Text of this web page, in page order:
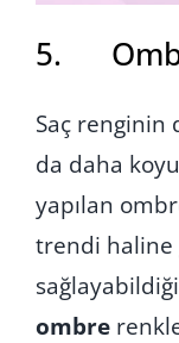
5.
Saç renginin
da daha
yapılan
trendi haline
ombre